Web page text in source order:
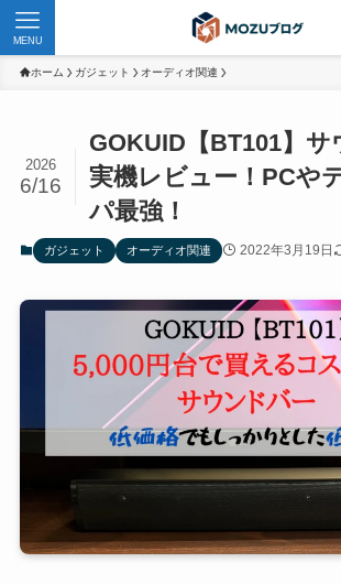
MENU
ホーム ガジェット オーディオ関連
GOKUID【BT101】サ
実機レビュー！PCや
パ最強！
2026
6/16
ガジェット オーディオ関連 2022年3月19日